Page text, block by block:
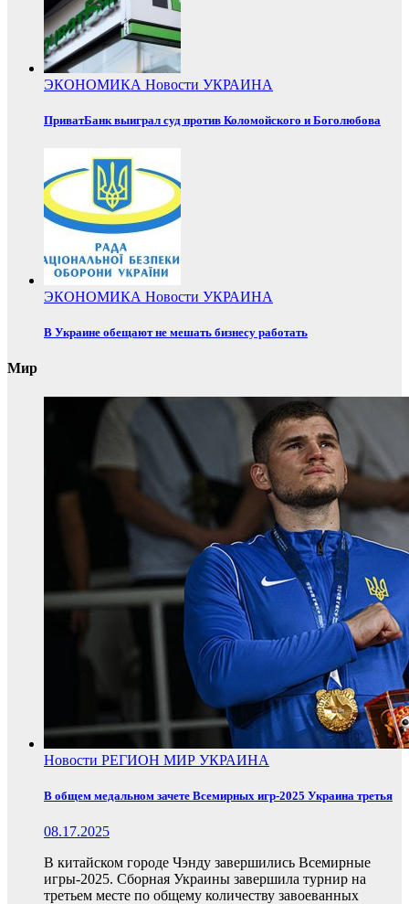
ЭКОНОМИКА Новости УКРАИНА
ПриватБанк выиграл суд против Коломойского и Боголюбова
ЭКОНОМИКА Новости УКРАИНА
В Украине обещают не мешать бизнесу работать
Мир
Новости РЕГИОН МИР УКРАИНА
В общем медальном зачете Всемирных игр-2025 Украина третья
08.17.2025
В китайском городе Чэнду завершились Всемирные
игры-2025. Сборная Украины завершила турнир на
третьем месте по общему количеству завоеванных